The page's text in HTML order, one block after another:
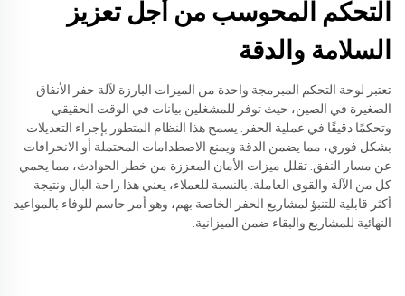
التحكم المحوسب من أجل تعزيز
السلامة والدقة
تعتبر لوحة التحكم المبرمجة واحدة من الميزات البارزة لآلة حفر الأنفاق
الصغيرة في الصين، حيث توفر للمشغلين بيانات في الوقت الحقيقي
وتحكمًا دقيقًا في عملية الحفر. يسمح هذا النظام المتطور بإجراء التعديلات
بشكل فوري، مما يضمن الدقة ويمنع الاصطدامات المحتملة أو الانحرافات
عن مسار النفق. تقلل ميزات الأمان المعززة من خطر الحوادث، مما يحمي
كل من الآلة والقوى العاملة. بالنسبة للعملاء، يعني هذا راحة البال ونتيجة
أكثر قابلية للتنبؤ لمشاريع الحفر الخاصة بهم، وهو أمر حاسم للوفاء بالمواعيد
النهائية للمشاريع والبقاء ضمن الميزانية.